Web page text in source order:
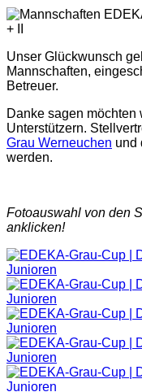
Unser Glückwunsch
Mannschaften,
Betreuer.
Danke sagen
Unterstützern.
Grau Werneuchen und
werden.
Fotoauswahl von den
anklicken!
Junioren
Junioren
Junioren
Junioren
Junioren